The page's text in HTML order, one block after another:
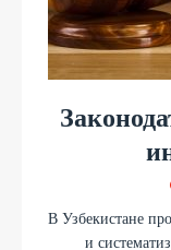
В Узбекистане
и